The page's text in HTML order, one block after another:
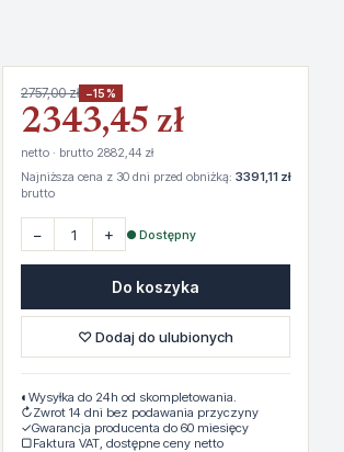
2757,00 zł −15%
2343,45 zł
netto · brutto 2882,44 zł
Najniższa cena z 30 dni przed obniżką: 3391,11 zł
brutto
− + ● Dostępny
Do koszyka
♡ Dodaj do ulubionych
◐ Wysyłka do 24h od skompletowania.
↻Zwrot 14 dni bez podawania przyczyny
✓Gwarancja producenta do 60 miesięcy
▢Faktura VAT, dostępne ceny netto